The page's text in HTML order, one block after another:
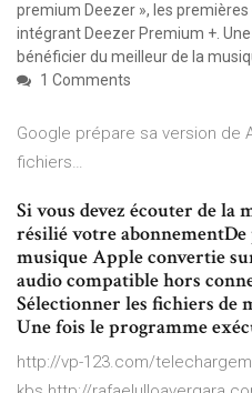
premium Deezer », les
intégrant Deezer Premium +.
bénéficier du meilleur de la
1 Comments
Google prépare sa version de
fichiers…
Si vous devez écouter de la
résilié votre
musique Apple convertie
audio compatible hors
Sélectionner les fichiers de
Une fois le programme
http://vp-123.com/